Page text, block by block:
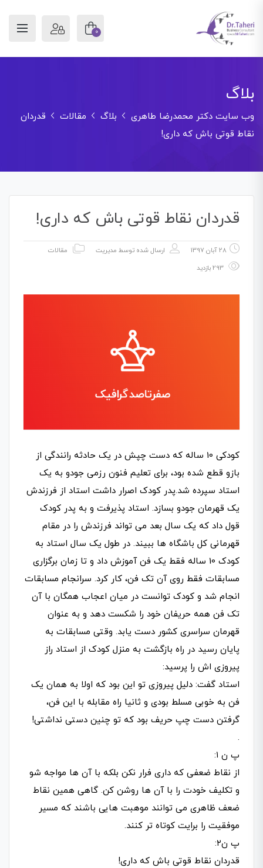
0
بلاگ
وب سایت دکتر محمدرضا طاهری بلاگ مقالات
قدردان
نقاط قوتی باش که داری!
قدردان نقاط قوتی باش که داری!
28 آبان 1397 ارسال شده توسط مدیریت
مقالات
کودکی 10 ساله که دست چپش در یک حادثه رانندگی از
بازو قطع شده بود، برای تعلیم فنون رزمی جودو به یک
استاد سپرده شد.پدر کودک اصرار داشت استاد از فرزندش
یک قهرمان جودو بسازد. استاد پذیرفت و به پدر کودک
قول داد که یک سال بعد می تواند فرزندش را در مقام
قهرمانی کل باشگاه ها ببیند. در طول یک سال استاد به
کودک 10 ساله فقط یک فن آموزش داد و تا زمان برگزاری
مسابقات فقط روی آن تک فن، کار کرد. سرانجام مسابقات
انجام شد و کودک توانست در میان اعجاب همگان با آن
تک فن همه حریفان خود را شکست دهد و به عنوان
قهرمان سراسری کشور دست یابد. وقتی مسابقات به
پایان رسید در راه بازگشت به منزل کودک از استاد راز
پیروزی اش را پرسید:
استاد گفت: دلیل پیروزی تو این بود که اولا به همان یک
فن به خوبی مسلط بودی و ثانیا راه مقابله با این فن،
گرفتن دست چپ حریف بود که تو چنین دستی نداشتی!
.
پ ن ۱:
از نقاط ضعفی که داری فرار نکن بلکه با آن ها مواجه شو
و تکلیف خودت را با آن ها روشن کن. گاهی همین نقاط
ضعف ظاهری می توانند موهبت هایی باشند که مسیر
موفقیت را برایت کوتاه تر کنند.
پ ن۲:
قدردان نقاط قوتی باش که داری!